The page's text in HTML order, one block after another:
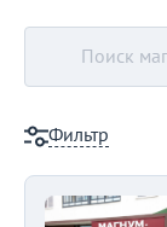
Фильтр